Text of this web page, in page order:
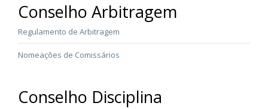
Conselho Arbitragem
Regulamento de Arbitragem
Nomeações de Comissários
Conselho Disciplina